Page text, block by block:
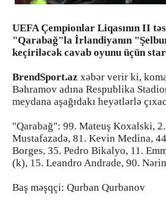
UEFA Çempionlar Liqasının II
"Qarabağ"la İrlandiyanın
keçiriləcək cavab oyunu üçün
BrendSport.az xəbər verir ki,
Bəhramov adına Respublika
meydana aşağıdakı heyətlərlə
"Qarabağ": 99. Mateuş Koxalski,
Mustafazadə, 81. Kevin Medina,
Borges, 35. Pedro Bikalyo, 11.
(k), 15. Leandro Andrade, 90.
Baş məşqçi: Qurban Qurbanov